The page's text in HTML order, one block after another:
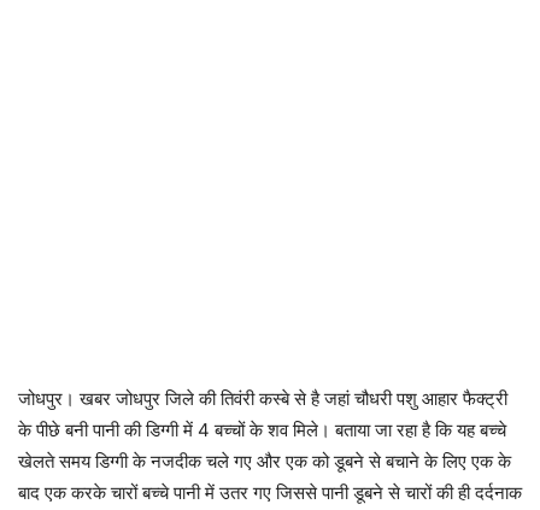
जोधपुर। खबर जोधपुर जिले की तिवंरी कस्बे से है जहां चौधरी पशु आहार फैक्ट्री
के पीछे बनी पानी की डिग्गी में 4 बच्चों के शव मिले। बताया जा रहा है कि यह बच्चे
खेलते समय डिग्गी के नजदीक चले गए और एक को डूबने से बचाने के लिए एक के
बाद एक करके चारों बच्चे पानी में उतर गए जिससे पानी डूबने से चारों की ही दर्दनाक